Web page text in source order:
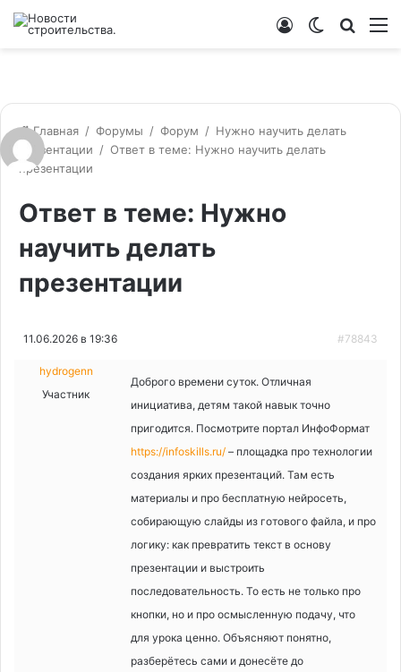
Switch
Войти
Главная / Форумы / Форум / Нужно научить делать
презентации / Ответ в теме: Нужно научить делать
презентации
Ответ в теме: Нужно
научить делать
презентации
11.06.2026 в 19:36 #78843
hydrogenn
Участник
Доброго времени суток. Отличная
инициатива, детям такой навык точно
пригодится. Посмотрите портал ИнфоФормат
https://infoskills.ru/ – площадка про технологии
создания ярких презентаций. Там есть
материалы и про бесплатную нейросеть,
собирающую слайды из готового файла, и про
логику: как превратить текст в основу
презентации и выстроить
последовательность. То есть не только про
кнопки, но и про осмысленную подачу, что
для урока ценно. Объясняют понятно,
разберётесь сами и донесёте до